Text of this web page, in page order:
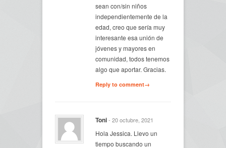
sean con/sin niños
independientemente de la
edad, creo que sería muy
interesante esa unión de
jóvenes y mayores en
comunidad, todos tenemos
algo que aportar. Gracias.
Reply to comment→
Toni- 20 octubre, 2021
Hola Jessica. Llevo un
tiempo buscando un